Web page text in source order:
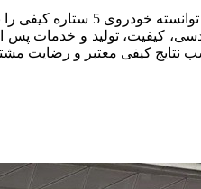
محمدی با اشاره به این
کیفیت، تولید و
کیفی معتبر و رضایت